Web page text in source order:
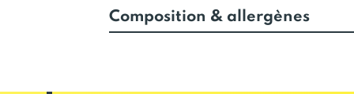
Composition & allergènes